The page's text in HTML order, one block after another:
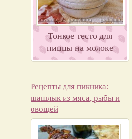
Тонкое тесто для
пиццы на молоке
Рецепты для пикника:
шашлык из мяса, рыбы и
овощей